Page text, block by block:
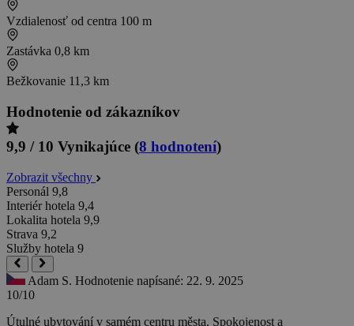
Vzdialenosť od centra 100 m
Zastávka 0,8 km
Bežkovanie 11,3 km
Hodnotenie od zákazníkov
9,9 / 10 Vynikajúce (8 hodnotení)
Zobrazit všechny
Personál 9,8
Interiér hotela 9,4
Lokalita hotela 9,9
Strava 9,2
Služby hotela 9
Adam S. Hodnotenie napísané: 22. 9. 2025
10/10
Útulné ubytování v samém centru města. Spokojenost a